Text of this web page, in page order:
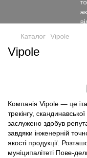
Каталог Vipole
Vipole
Компанія Vipole — це
трекінгу,
заслужено здобув
завдяки інженерній
якості продукції.
муніципалітеті Пове-